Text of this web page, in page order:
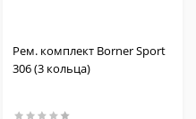
Рем. комплект Borner Sport
306 (3 кольца)